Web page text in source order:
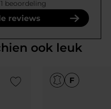
beoordeling
reviews
ook leuk
to Wishlist